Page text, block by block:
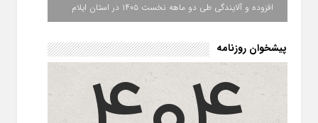
افزوده و آلایندگی طی دو ماهه نخست ۱۴۰۵ در استان ایلام
پیشخوان روزنامه